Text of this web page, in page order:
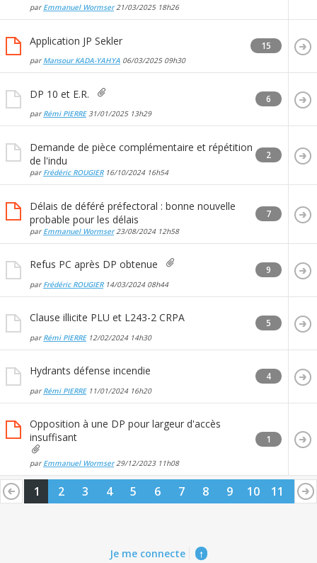
par Emmanuel Wormser21/03/2025 18h26
Application JP Sekler
par Mansour KADA-YAHYA 06/03/2025 09h30
15
DP 10 et E.R.
par Rémi PIERRE31/01/2025 13h29
6
Demande de pièce complémentaire et répétition
de l'indu
par Frédéric ROUGIER16/10/2024 16h54
2
Délais de déféré préfectoral : bonne nouvelle
probable pour les délais
par Emmanuel Wormser23/08/2024 12h58
7
Refus PC après DP obtenue
par Frédéric ROUGIER14/03/2024 08h44
9
Clause illicite PLU et L243-2 CRPA
par Rémi PIERRE12/02/2024 14h30
5
Hydrants défense incendie
par Rémi PIERRE11/01/2024 16h20
4
Opposition à une DP pour largeur d'accès
insuffisant
par Emmanuel Wormser29/12/2023 11h08
1
1 2 3 4 5 6 7 8 9 10 11
12
Je me connecte ↑